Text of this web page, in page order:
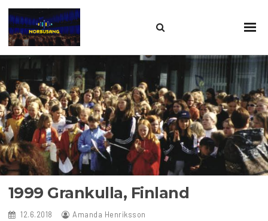
site
1999 Grankulla, Finland
12.6.2018 Amanda Henriksson